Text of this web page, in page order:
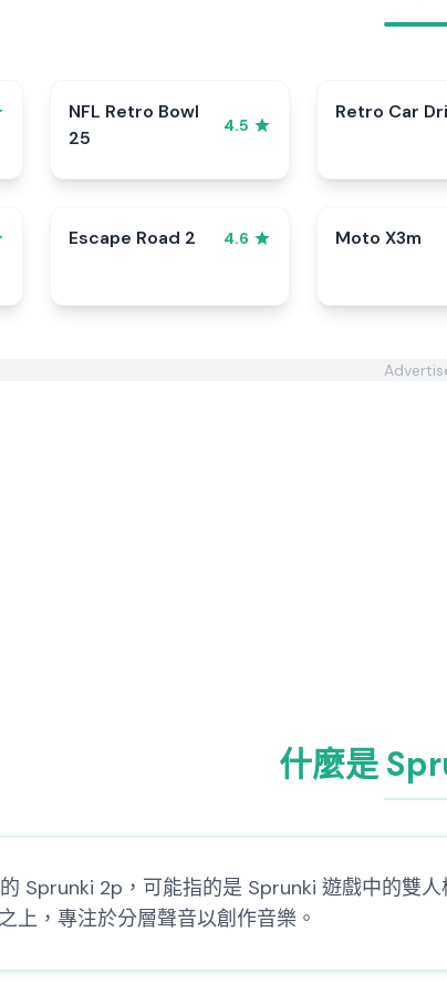
NFL Retro Bowl
25
4.5
Retro Car
Escape Road 2 4.6 Moto X3m
什麼是
Sprunki 2p，可能指的是 Sprunki 遊戲中的雙
上，專注於分層聲音以創作音樂。